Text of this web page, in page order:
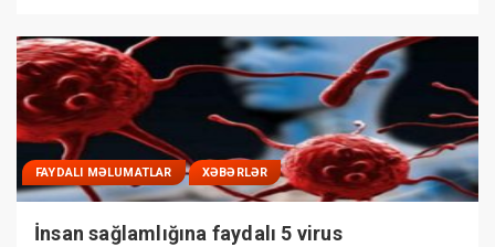
FAYDALI MƏLUMATLAR XƏBƏRLƏR
İnsan sağlamlığına faydalı 5 virus